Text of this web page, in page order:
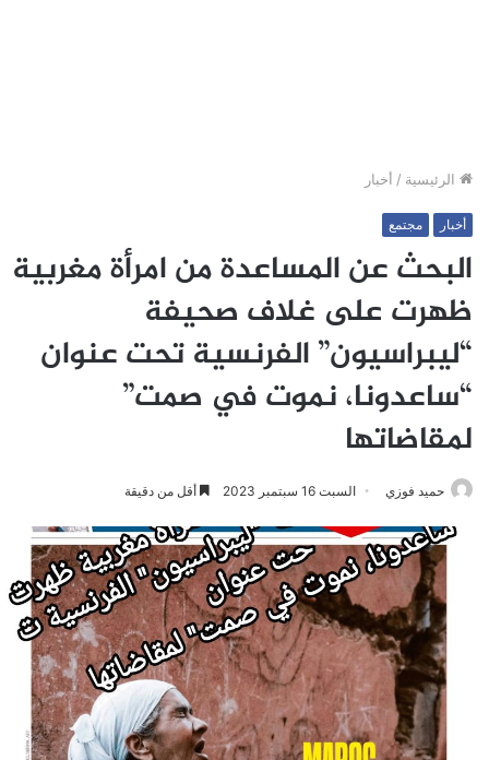
الرئيسية / أخبار
أخبار مجتمع
البحث عن المساعدة من امرأة مغربية
ظهرت على غلاف صحيفة
“ليبراسيون” الفرنسية تحت عنوان
“ساعدونا، نموت في صمت”
لمقاضاتها
حميد فوزي السبت 16 سبتمبر 2023 أقل من دقيقة